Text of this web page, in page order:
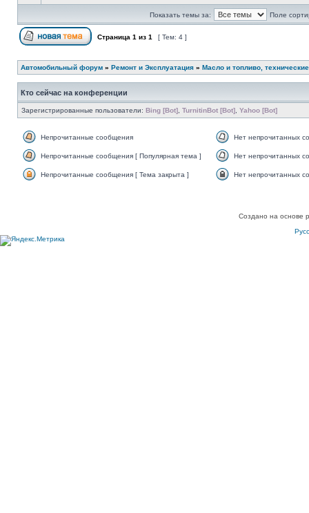
Показать темы за: Поле
Страница 1 из 1 [ Тем: 4 ]
Автомобильный форум » Ремонт и Эксплуатация » Масло и топливо,
Кто сейчас на конференции
Зарегистрированные пользователи: Bing [Bot] TurnitinBot [Bot] Yahoo [Bot]
Непрочитанные сообщения Нет непрочитанных
Непрочитанные сообщения [ Популярная тема ] Нет непрочитанных
Непрочитанные сообщения [ Тема закрыта ] Нет непрочитанных
Создано на основе